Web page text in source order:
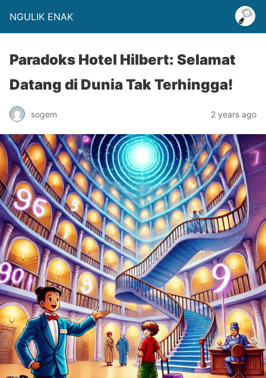
NGULIK ENAK
Paradoks Hotel Hilbert: Selamat
Datang di Dunia Tak Terhingga!
sogem 2 years ago